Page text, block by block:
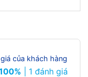
của khách hàng
| 1 đánh giá